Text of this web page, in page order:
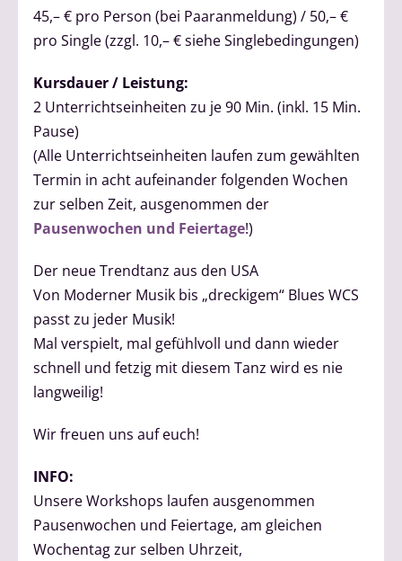
45,– € pro Person (bei Paaranmeldung) / 50,– €
pro Single (zzgl. 10,– € siehe Singlebedingungen)
Kursdauer / Leistung:
2 Unterrichtseinheiten zu je 90 Min. (inkl. 15 Min.
Pause)
(Alle Unterrichtseinheiten laufen zum gewählten
Termin in acht aufeinander folgenden Wochen
zur selben Zeit, ausgenommen der
Pausenwochen und Feiertage!)
Der neue Trendtanz aus den USA
Von Moderner Musik bis „dreckigem“ Blues WCS
passt zu jeder Musik!
Mal verspielt, mal gefühlvoll und dann wieder
schnell und fetzig mit diesem Tanz wird es nie
langweilig!
Wir freuen uns auf euch!
INFO:
Unsere Workshops laufen ausgenommen
Pausenwochen und Feiertage, am gleichen
Wochentag zur selben Uhrzeit,